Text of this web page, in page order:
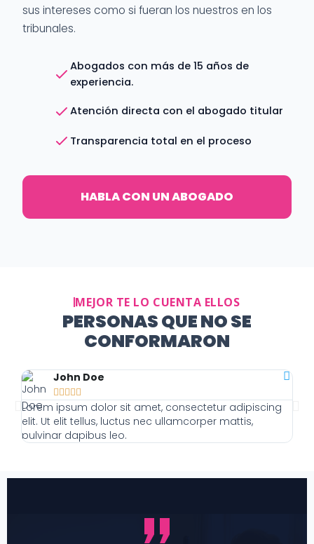
sus intereses como si fueran los nuestros en los
tribunales.
Abogados con más de 15 años de
experiencia.
Atención directa con el abogado titular
Transparencia total en el proceso
HABLA CON UN ABOGADO
MEJOR TE LO CUENTA ELLOS
PERSONAS QUE NO SE
CONFORMARON
John Doe

Lorem ipsum dolor sit amet, consectetur adipiscing
elit. Ut elit tellus, luctus nec ullamcorper mattis,
pulvinar dapibus leo.